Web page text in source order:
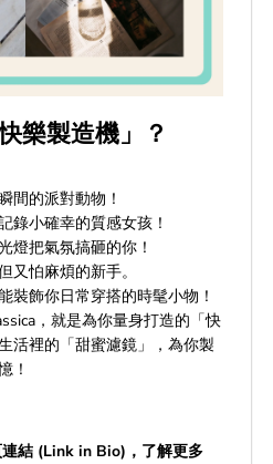
樂製造機」？
間的派對動物！
錄小確幸的質感女孩！
燈把氣氛搞砸的你！
又怕麻煩的新手。
裝飾你日常穿搭的時髦小物！
，就是為你量身打造的「快
活裡的「甜蜜濾鏡」，為你製
！
結 (Link in Bio)，了解更多